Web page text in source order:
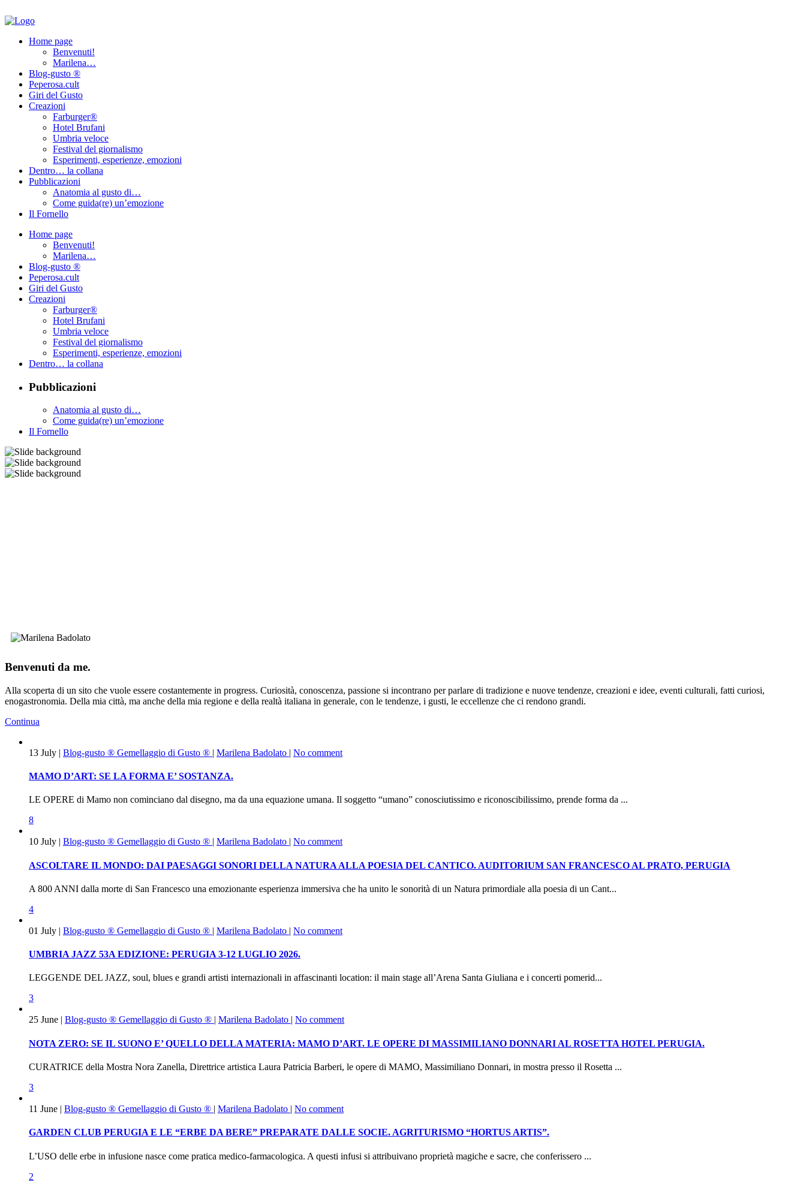
Home page
Benvenuti!
Marilena…
Blog-gusto ®
Peperosa.cult
Giri del Gusto
Creazioni
Farburger®
Hotel Brufani
Umbria veloce
Festival del giornalismo
Esperimenti, esperienze, emozioni
Dentro… la collana
Pubblicazioni
Anatomia al gusto di…
Come guida(re) un’emozione
Il Fornello
Home page
Benvenuti!
Marilena…
Blog-gusto ®
Peperosa.cult
Giri del Gusto
Creazioni
Farburger®
Hotel Brufani
Umbria veloce
Festival del giornalismo
Esperimenti, esperienze, emozioni
Dentro… la collana
Pubblicazioni
Anatomia al gusto di…
Come guida(re) un’emozione
Il Fornello
Benvenuti da me.
Alla scoperta di un sito che vuole essere costantemente in progress. Curiosità, conoscenza, passione si incontrano per parlare di tradizione e nuove tendenze, creazioni e idee, eventi culturali, fatti curiosi,
enogastronomia. Della mia città, ma anche della mia regione e della realtà italiana in generale, con le tendenze, i gusti, le eccellenze che ci rendono grandi.
Continua
13 July | Blog-gusto ® Gemellaggio di Gusto ® | Marilena Badolato | No comment
MAMO D’ART: SE LA FORMA E’ SOSTANZA.
LE OPERE di Mamo non cominciano dal disegno, ma da una equazione umana. Il soggetto “umano” conosciutissimo e riconoscibilissimo, prende forma da ...
8
10 July | Blog-gusto ® Gemellaggio di Gusto ® | Marilena Badolato | No comment
ASCOLTARE IL MONDO: DAI PAESAGGI SONORI DELLA NATURA ALLA POESIA DEL CANTICO. AUDITORIUM SAN FRANCESCO AL PRATO, PERUGIA
A 800 ANNI dalla morte di San Francesco una emozionante esperienza immersiva che ha unito le sonorità di un Natura primordiale alla poesia di un Cant...
4
01 July | Blog-gusto ® Gemellaggio di Gusto ® | Marilena Badolato | No comment
UMBRIA JAZZ 53A EDIZIONE: PERUGIA 3-12 LUGLIO 2026.
LEGGENDE DEL JAZZ, soul, blues e grandi artisti internazionali in affascinanti location: il main stage all’Arena Santa Giuliana e i concerti pomerid...
3
25 June Blog-gusto ® Gemellaggio di Gusto ® Marilena Badolato No comment
NOTA ZERO: SE IL SUONO E’ QUELLO DELLA MATERIA: MAMO D’ART. LE OPERE DI MASSIMILIANO DONNARI AL ROSETTA HOTEL PERUGIA.
CURATRICE della Mostra Nora Zanella, Direttrice artistica Laura Patricia Barberi, le opere di MAMO, Massimiliano Donnari, in mostra presso il Rosetta ...
3
11 June | Blog-gusto ® Gemellaggio di Gusto ® | Marilena Badolato | No comment
GARDEN CLUB PERUGIA E LE “ERBE DA BERE” PREPARATE DALLE SOCIE. AGRITURISMO “HORTUS ARTIS”.
L’USO delle erbe in infusione nasce come pratica medico-farmacologica. A questi infusi si attribuivano proprietà magiche e sacre, che conferissero ...
2